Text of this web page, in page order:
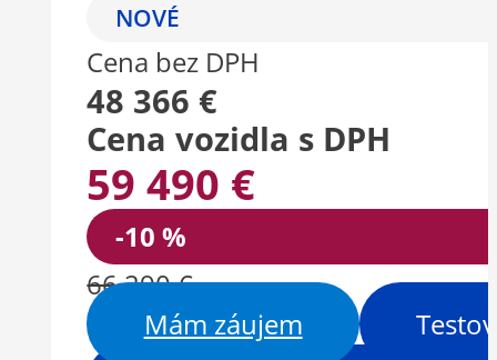
NOVÉ
Cena bez DPH
48 366 €
Cena vozidla s DPH
59 490 €
-10 %
66 290 €
Mám záujem